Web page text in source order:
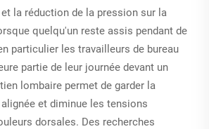
la réduction de la pression sur la
quelqu'un reste assis pendant de
particulier les travailleurs de bureau
partie de leur journée devant un
lombaire permet de garder la
et diminue les tensions
dorsales. Des recherches